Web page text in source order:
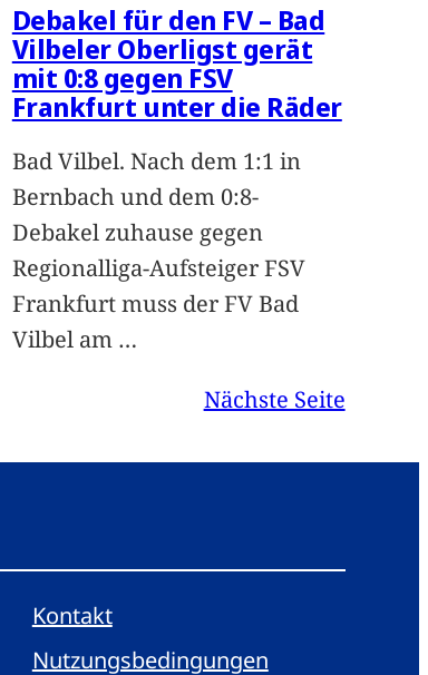
Debakel für den FV – Bad
Vilbeler Oberligst gerät
mit 0:8 gegen FSV
Frankfurt unter die Räder
Bad Vilbel. Nach dem 1:1 in
Bernbach und dem 0:8-
Debakel zuhause gegen
Regionalliga-Aufsteiger FSV
Frankfurt muss der FV Bad
Vilbel am …
Nächste Seite
Kontakt
Nutzungsbedingungen